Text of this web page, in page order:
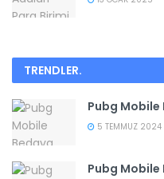
TRENDLER.
Pubg Mobile
5 TEMMUZ 2024
Pubg Mobile